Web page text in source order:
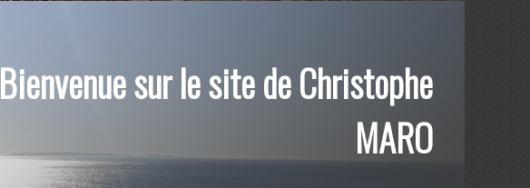
Bienvenue sur le site de Christophe
MARO